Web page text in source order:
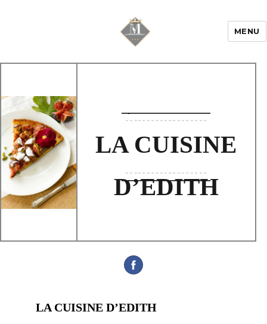
MENU
LA CUISINE
D’EDITH
LA CUISINE D’EDITH